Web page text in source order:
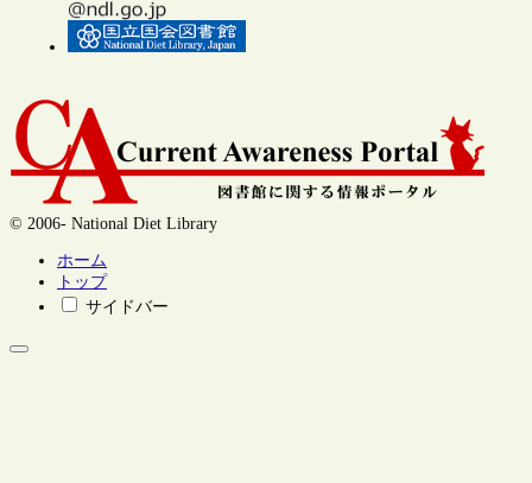
© 2006- National Diet Library
ホーム
トップ
サイドバー